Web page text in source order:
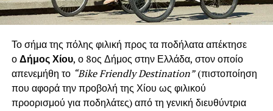
Το σήμα της πόλης φιλική προς τα ποδήλατα απέκτησε
οΔήμος Χίου, ο 8ος Δήμος στην Ελλάδα, στον οποίο
απενεμήθη το “Bike Friendly Destination”(πιστοποίηση
που αφορά την προβολή της Χίου ως φιλικού
προορισμού για ποδηλάτες) από τη γενική διευθύντρια